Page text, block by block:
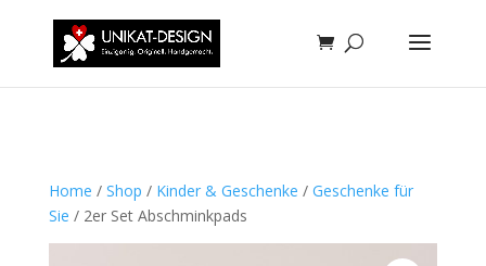
Home / Shop / Kinder & Geschenke / Geschenke für
Sie / 2er Set Abschminkpads